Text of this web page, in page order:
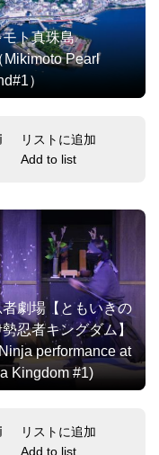
ト真珠島
Mikimoto Pearl
）
リストに追加
Add to list
劇場【ともいきの
勢忍者キングダム】
performance at
Kingdom #1)
リストに追加
Add to list